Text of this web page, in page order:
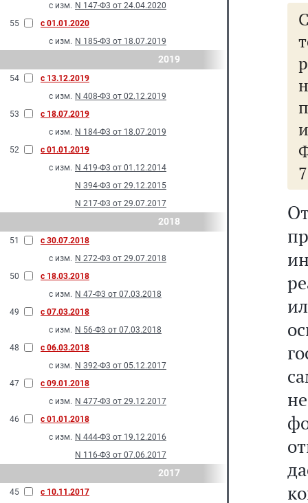
с изм. N 147-Ф3 от 24.04.2020
55
с 01.01.2020
с изм. N 185-Ф3 от 18.07.2019
2019
54
с 13.12.2019
с изм. N 408-Ф3 от 02.12.2019
53
с 18.07.2019
с изм. N 184-Ф3 от 18.07.2019
52
с 01.01.2019
с изм. N 419-Ф3 от 01.12.2014
N 394-Ф3 от 29.12.2015
N 217-Ф3 от 29.07.2017
2018
51
с 30.07.2018
с изм. N 272-Ф3 от 29.07.2018
50
с 18.03.2018
с изм. N 47-Ф3 от 07.03.2018
49
с 07.03.2018
с изм. N 56-Ф3 от 07.03.2018
48
с 06.03.2018
с изм. N 392-Ф3 от 05.12.2017
47
с 09.01.2018
с изм. N 477-Ф3 от 29.12.2017
46
с 01.01.2018
с изм. N 444-Ф3 от 19.12.2016
N 116-Ф3 от 07.06.2017
2017
45 с 10.11.2017